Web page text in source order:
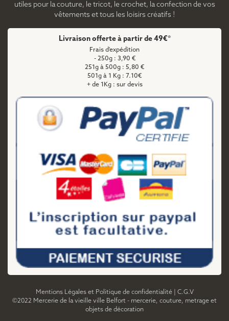
utiles pour la couture, le tricot, le crochet, la confection de vos
vêtements et tous les loisirs créatifs !
Livraison offerte à partir de 49€*
Frais d'expédition
- 250g : 3,90 €
251g à 500g : 5,80 €
501g à 1 Kg : 7.10€
+ de 1Kg : sur devis
Mentions Légales et Politique de confidentialité| C.G.V
©2022 Mercerie de la vieille ville Belfort - mercerie, couture, metrage et
objets de décoration